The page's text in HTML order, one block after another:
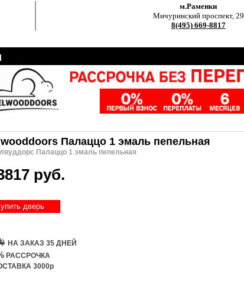
м.Раменки
Мичуринский проспект, 29
8(495) 669-8817
Палаццо 1 эмаль пепельная
Палаццо 1 эмаль пепельная
руб.
дверь
НА ЗАКАЗ 35 ДНЕЙ
РАССРОЧКА
3000р